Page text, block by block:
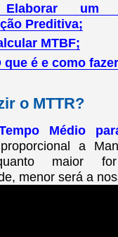
Elaborar um
Preditiva;
MTBF;
que é e como
o MTTR?
Médio
a
maior
menor será a